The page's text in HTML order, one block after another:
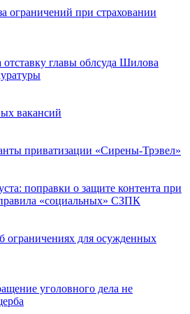
ограничений при страховании
главы облсуда Шилова
вакансий
приватизации «Сирены-Трэвел»
поправки о защите контента при
«социальных» СЗПК
ограничениях для осужденных
уголовного дела не